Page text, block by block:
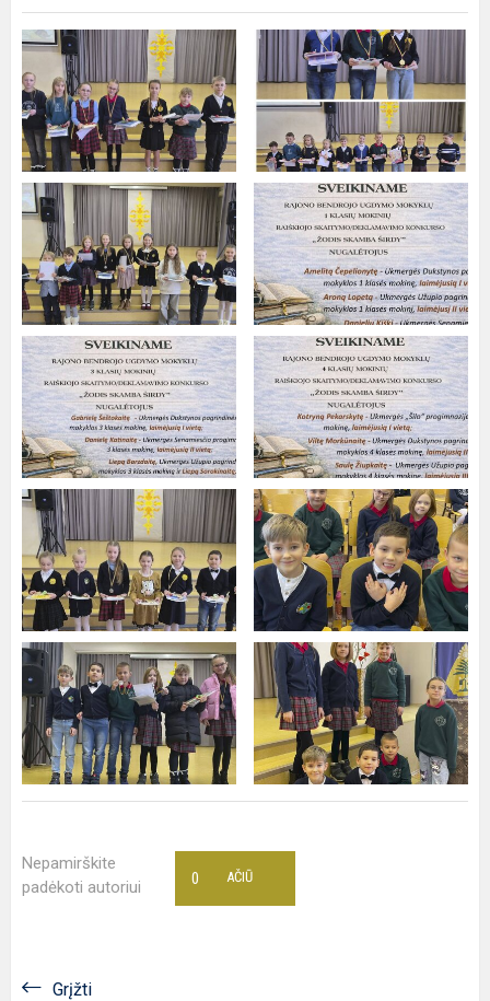
Nepamirškite
padėkoti autoriui
AČIŪ
0
Grįžti